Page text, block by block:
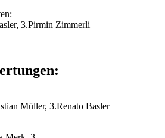
3.Pirmin Zimmerli
Müller, 3.Renato Basler